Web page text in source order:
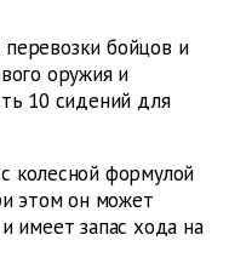
бойцов и
оружия и
10 сидений для
колесной формулой
этом он может
имеет запас хода на